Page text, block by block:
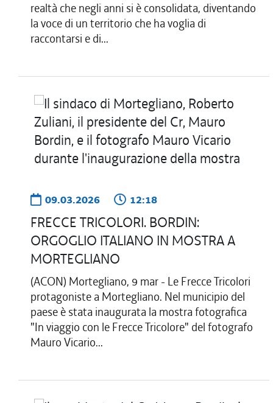
realtà che negli anni si è consolidata, diventando
la voce di un territorio che ha voglia di
raccontarsi e di...
09.03.2026 12:18
FRECCE TRICOLORI. BORDIN:
ORGOGLIO ITALIANO IN MOSTRA A
MORTEGLIANO
(ACON) Mortegliano, 9 mar - Le Frecce Tricolori
protagoniste a Mortegliano. Nel municipio del
paese è stata inaugurata la mostra fotografica
"In viaggio con le Frecce Tricolore" del fotografo
Mauro Vicario...